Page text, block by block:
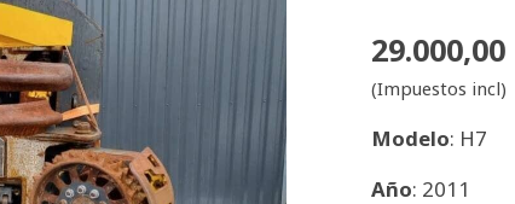
29.000,00
(Impuestos incl)
Modelo: H7
Año: 2011